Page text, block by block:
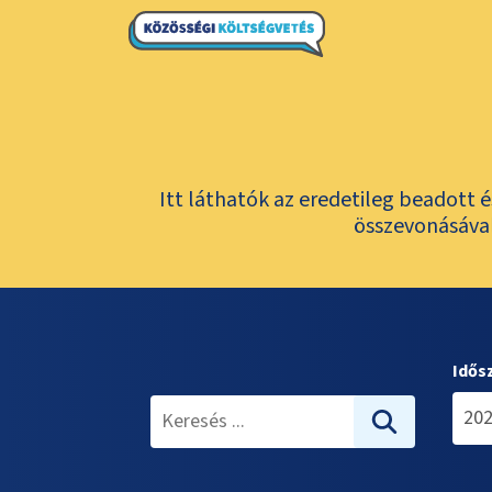
Itt láthatók az eredetileg beadott